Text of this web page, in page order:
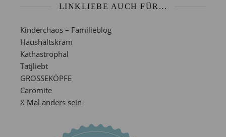
LINKLIEBE AUCH FÜR...
Kinderchaos – Familieblog
Haushaltskram
Kathastrophal
Tatjliebt
GROSSEKÖPFE
Caromite
X Mal anders sein